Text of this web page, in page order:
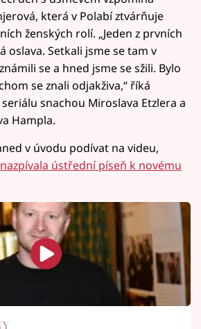
která v Polabí ztvárňuje
ženských rolí. „Jeden z prvních
oslava. Setkali jsme se tam v
se a hned jsme se sžili. Bylo
se znali odjakživa,“ říká
snachou Miroslava Etzlera a
Hampla.
v úvodu podívat na videu,
ústřední píseň k novému